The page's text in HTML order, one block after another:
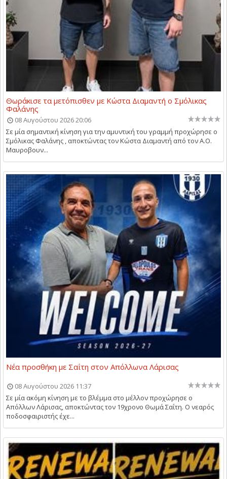
Θωράκισε τα μετόπισθεν με Κώστα Διαμαντή ο Σμόλικας
Φαλάνης
08 Αυγούστου 2026 20:06
Σε μία σημαντική κίνηση για την αμυντική του γραμμή προχώρησε ο
Σμόλικας Φαλάνης , αποκτώντας τον Κώστα Διαμαντή από τον Α.Ο.
Μαυροβουν...
Νέα προσθήκη με Σαΐτη στον Απόλλωνα Λάρισας
08 Αυγούστου 2026 11:37
Σε μία ακόμη κίνηση με το βλέμμα στο μέλλον προχώρησε ο
Απόλλων Λάρισας, αποκτώντας τον 19χρονο Θωμά Σαΐτη. Ο νεαρός
ποδοσφαιριστής έχε...